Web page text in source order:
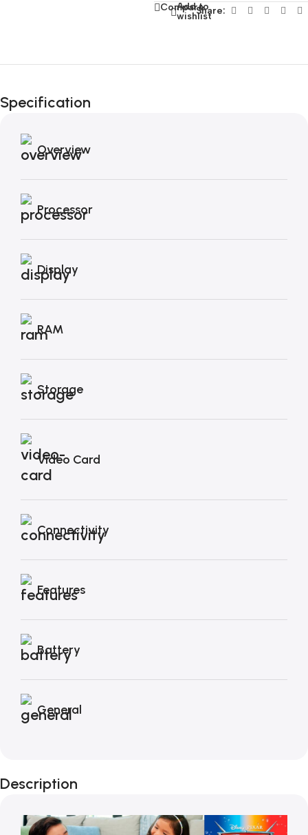
Compare
Add to
wishlistShare:
Fino al 12 Ottobre...
Autunno!
Specification
Overview
Processor
Display
RAM
Storage
Video Card
Connectivity
Features
Battery
General
Description